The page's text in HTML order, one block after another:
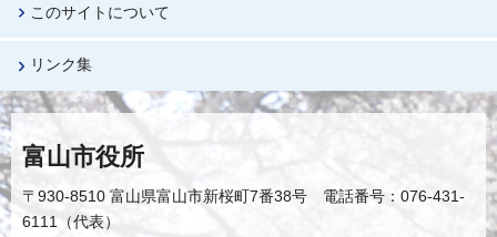
このサイトについて
リンク集
富山市役所
〒930-8510 富山県富山市新桜町7番38号 電話番号：076-431-
6111（代表）